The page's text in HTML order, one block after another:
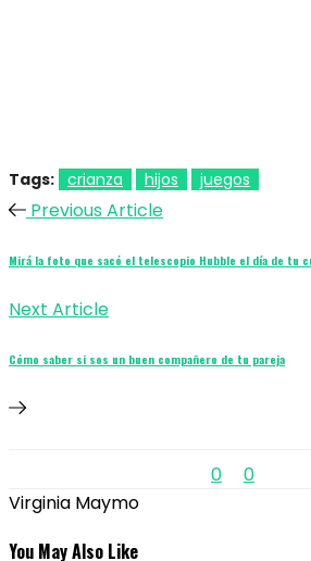
Tags: crianza hijos juegos
Previous Article
Mirá la foto que sacó el telescopio Hubble el día de tu
Next Article
Cómo saber si sos un buen compañero de tu pareja
0
0
Virginia Maymo
You May Also Like